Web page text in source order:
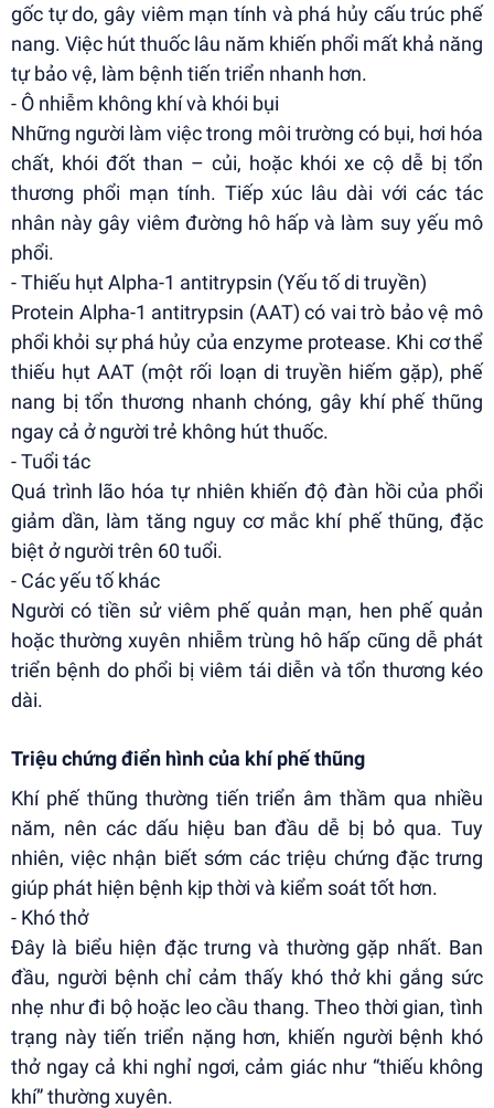
gốc tự do, gây viêm mạn tính và phá hủy cấu trúc phế
nang. Việc hút thuốc lâu năm khiến phổi mất khả năng
tự bảo vệ, làm bệnh tiến triển nhanh hơn.
- Ô nhiễm không khí và khói bụi
Những người làm việc trong môi trường có bụi, hơi hóa
chất, khói đốt than – củi, hoặc khói xe cộ dễ bị tổn
thương phổi mạn tính. Tiếp xúc lâu dài với các tác
nhân này gây viêm đường hô hấp và làm suy yếu mô
phổi.
- Thiếu hụt Alpha-1 antitrypsin (Yếu tố di truyền)
Protein Alpha-1 antitrypsin (AAT) có vai trò bảo vệ mô
phổi khỏi sự phá hủy của enzyme protease. Khi cơ thể
thiếu hụt AAT (một rối loạn di truyền hiếm gặp), phế
nang bị tổn thương nhanh chóng, gây khí phế thũng
ngay cả ở người trẻ không hút thuốc.
- Tuổi tác
Quá trình lão hóa tự nhiên khiến độ đàn hồi của phổi
giảm dần, làm tăng nguy cơ mắc khí phế thũng, đặc
biệt ở người trên 60 tuổi.
- Các yếu tố khác
Người có tiền sử viêm phế quản mạn, hen phế quản
hoặc thường xuyên nhiễm trùng hô hấp cũng dễ phát
triển bệnh do phổi bị viêm tái diễn và tổn thương kéo
dài.
Triệu chứng điển hình của khí phế thũng
Khí phế thũng thường tiến triển âm thầm qua nhiều
năm, nên các dấu hiệu ban đầu dễ bị bỏ qua. Tuy
nhiên, việc nhận biết sớm các triệu chứng đặc trưng
giúp phát hiện bệnh kịp thời và kiểm soát tốt hơn.
- Khó thở
Đây là biểu hiện đặc trưng và thường gặp nhất. Ban
đầu, người bệnh chỉ cảm thấy khó thở khi gắng sức
nhẹ như đi bộ hoặc leo cầu thang. Theo thời gian, tình
trạng này tiến triển nặng hơn, khiến người bệnh khó
thở ngay cả khi nghỉ ngơi, cảm giác như “thiếu không
khí” thường xuyên.